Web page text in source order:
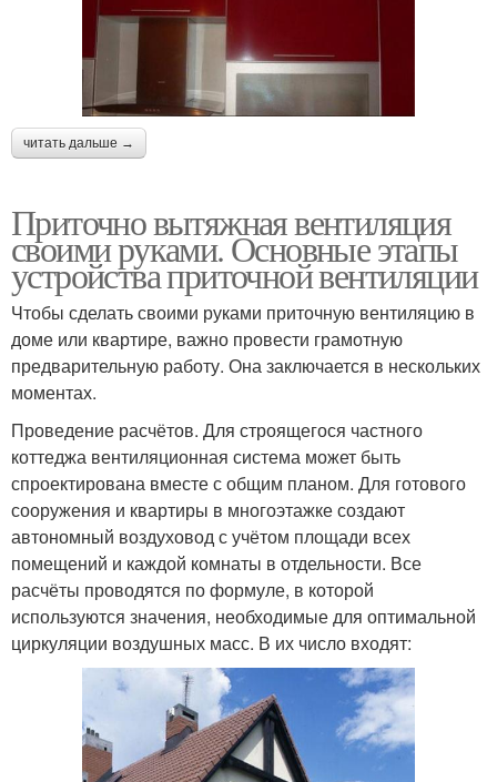
читать дальше →
Приточно вытяжная вентиляция
своими руками. Основные этапы
устройства приточной вентиляции
Чтобы сделать своими руками приточную вентиляцию в
доме или квартире, важно провести грамотную
предварительную работу. Она заключается в нескольких
моментах.
Проведение расчётов. Для строящегося частного
коттеджа вентиляционная система может быть
спроектирована вместе с общим планом. Для готового
сооружения и квартиры в многоэтажке создают
автономный воздуховод с учётом площади всех
помещений и каждой комнаты в отдельности. Все
расчёты проводятся по формуле, в которой
используются значения, необходимые для оптимальной
циркуляции воздушных масс. В их число входят: